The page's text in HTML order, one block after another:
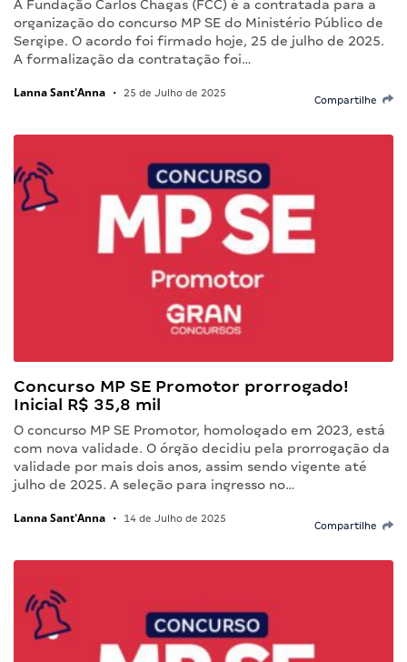
A Fundação Carlos Chagas (FCC) é a contratada para a
organização do concurso MP SE do Ministério Público de
Sergipe. O acordo foi firmado hoje, 25 de julho de 2025.
A formalização da contratação foi…
Lanna Sant'Anna • 25 de Julho de 2025
Compartilhe
Concurso MP SE Promotor prorrogado!
Inicial R$ 35,8 mil
O concurso MP SE Promotor, homologado em 2023, está
com nova validade. O órgão decidiu pela prorrogação da
validade por mais dois anos, assim sendo vigente até
julho de 2025. A seleção para ingresso no…
Lanna Sant'Anna • 14 de Julho de 2025
Compartilhe